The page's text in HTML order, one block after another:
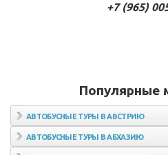
+7 (965)
Популярные
АВТОБУСНЫЕ ТУРЫ В АВСТРИЮ
Автобусные туры в Вену
Автобусные туры в Зальцбург
АВТОБУСНЫЕ ТУРЫ В АБХАЗИЮ